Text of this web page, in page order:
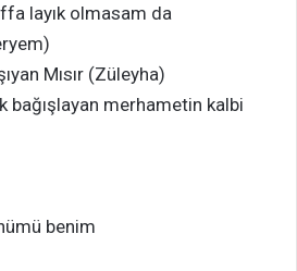
layık olmasam da
Mısır (Züleyha)
bağışlayan merhametin kalbi
benim